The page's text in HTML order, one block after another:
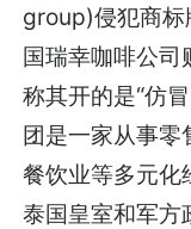
group)侵犯商
国瑞幸咖啡公司
称其开的是“仿
团是一家从事零
餐饮业等多元化
泰国皇室和军